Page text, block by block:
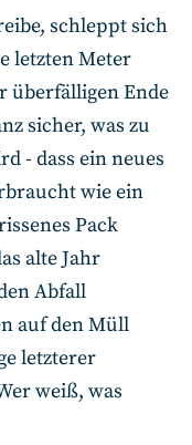
schleppt sich
letzten Meter
überfälligen Ende
sicher, was zu
- dass ein neues
wie ein
Pack
alte Jahr
Abfall
auf den Müll
letzterer
weiß, was